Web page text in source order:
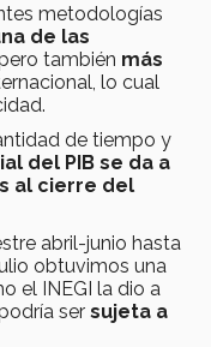
metodologías
de las
pero también más
lo cual
de tiempo y
del PIB se da a
al cierre del
abril-junio hasta
obtuvimos una
el INEGI la dio a
ser sujeta a